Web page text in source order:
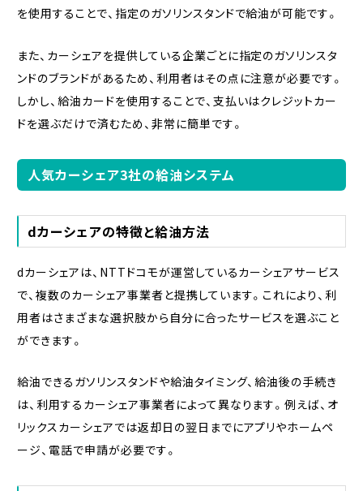
を使用することで、指定のガソリンスタンドで給油が可能です。
また、カーシェアを提供している企業ごとに指定のガソリンスタ
ンドのブランドがあるため、利用者はその点に注意が必要です。
しかし、給油カードを使用することで、支払いはクレジットカー
ドを選ぶだけで済むため、非常に簡単です。
人気カーシェア3社の給油システム
dカーシェアの特徴と給油方法
dカーシェアは、NTTドコモが運営しているカーシェアサービス
で、複数のカーシェア事業者と提携しています。これにより、利
用者はさまざまな選択肢から自分に合ったサービスを選ぶこと
ができます。
給油できるガソリンスタンドや給油タイミング、給油後の手続き
は、利用するカーシェア事業者によって異なります。例えば、オ
リックスカーシェアでは返却日の翌日までにアプリやホームペ
ージ、電話で申請が必要です。